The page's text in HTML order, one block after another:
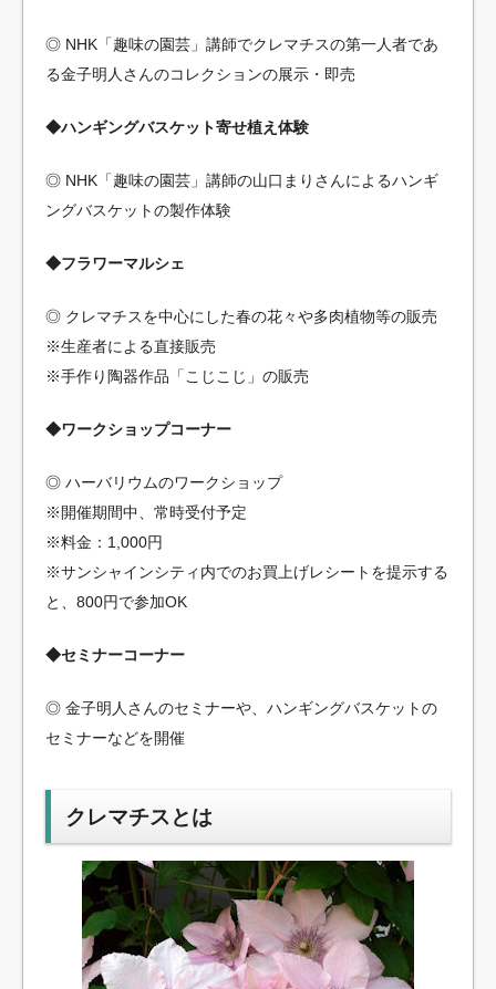
◎ NHK「趣味の園芸」講師でクレマチスの第一人者であ
る金子明人さんのコレクションの展示・即売
◆ハンギングバスケット寄せ植え体験
◎ NHK「趣味の園芸」講師の山口まりさんによるハンギ
ングバスケットの製作体験
◆フラワーマルシェ
◎ クレマチスを中心にした春の花々や多肉植物等の販売
※生産者による直接販売
※手作り陶器作品「こじこじ」の販売
◆ワークショップコーナー
◎ ハーバリウムのワークショップ
※開催期間中、常時受付予定
※料金：1,000円
※サンシャインシティ内でのお買上げレシートを提示する
と、800円で参加OK
◆セミナーコーナー
◎ 金子明人さんのセミナーや、ハンギングバスケットの
セミナーなどを開催
クレマチスとは